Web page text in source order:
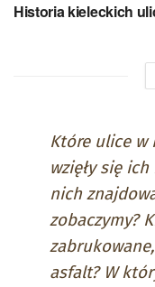
Historia kieleckich
Które ulice w
wzięły się
nich
zobaczymy?
asfalt? W